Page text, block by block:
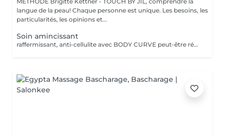
langue de la peau! Chaque personne est unique. Les besoins, les
particularités, les opinions et...
Soin amincissant
raffermissant, anti-cellulite avec BODY CURVE peut-être réalisé en cure, devis à demander sur place